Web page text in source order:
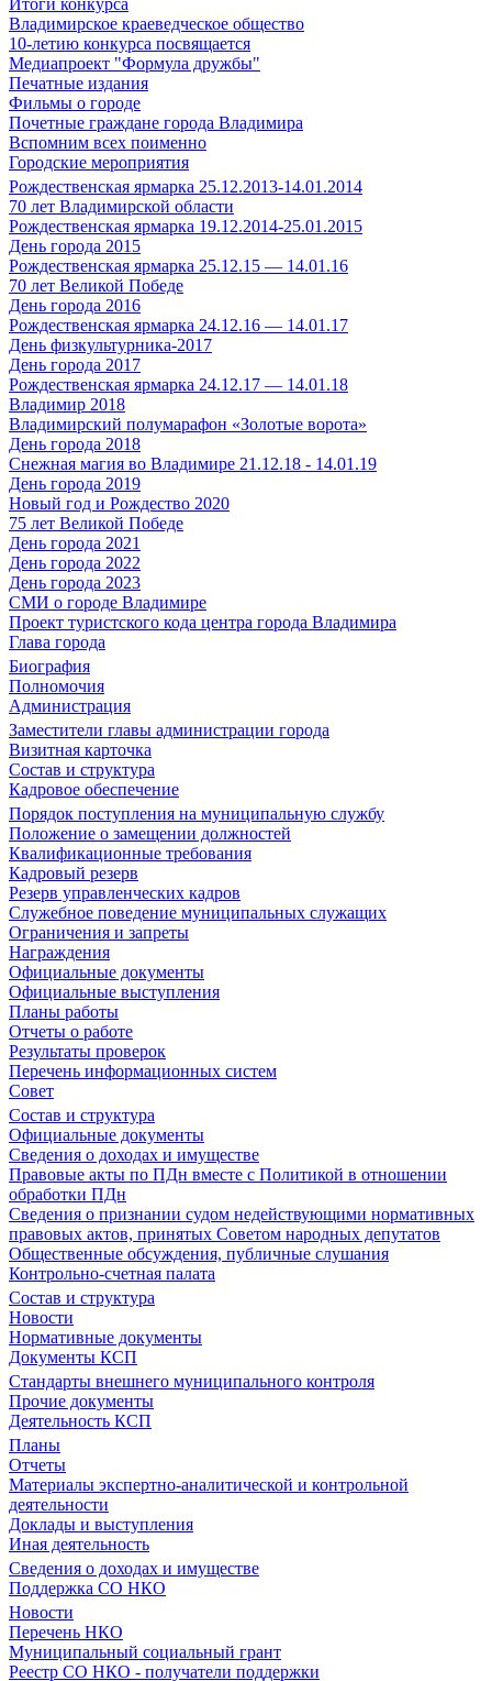
Итоги конкурса
Владимирское краеведческое общество
10-летию конкурса посвящается
Медиапроект "Формула дружбы"
Печатные издания
Фильмы о городе
Почетные граждане города Владимира
Вспомним всех поименно
Городские мероприятия
Рождественская ярмарка 25.12.2013-14.01.2014
70 лет Владимирской области
Рождественская ярмарка 19.12.2014-25.01.2015
День города 2015
Рождественская ярмарка 25.12.15 — 14.01.16
70 лет Великой Победе
День города 2016
Рождественская ярмарка 24.12.16 — 14.01.17
День физкультурника-2017
День города 2017
Рождественская ярмарка 24.12.17 — 14.01.18
Владимир 2018
Владимирский полумарафон «Золотые ворота»
День города 2018
Снежная магия во Владимире 21.12.18 - 14.01.19
День города 2019
Новый год и Рождество 2020
75 лет Великой Победе
День города 2021
День города 2022
День города 2023
СМИ о городе Владимире
Проект туристского кода центра города Владимира
Глава города
Биография
Полномочия
Администрация
Заместители главы администрации города
Визитная карточка
Состав и структура
Кадровое обеспечение
Порядок поступления на муниципальную службу
Положение о замещении должностей
Квалификационные требования
Кадровый резерв
Резерв управленческих кадров
Служебное поведение муниципальных служащих
Ограничения и запреты
Награждения
Официальные документы
Официальные выступления
Планы работы
Отчеты о работе
Результаты проверок
Перечень информационных систем
Совет
Состав и структура
Официальные документы
Сведения о доходах и имуществе
Правовые акты по ПДн вместе с Политикой в отношении
обработки ПДн
Сведения о признании судом недействующими нормативных
правовых актов, принятых Советом народных депутатов
Общественные обсуждения, публичные слушания
Контрольно-счетная палата
Состав и структура
Новости
Нормативные документы
Документы КСП
Стандарты внешнего муниципального контроля
Прочие документы
Деятельность КСП
Планы
Отчеты
Материалы экспертно-аналитической и контрольной
деятельности
Доклады и выступления
Иная деятельность
Сведения о доходах и имуществе
Поддержка СО НКО
Новости
Перечень НКО
Муниципальный социальный грант
Реестр СО НКО - получатели поддержки